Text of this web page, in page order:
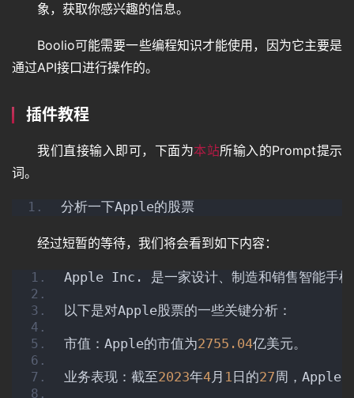
象，获取你感兴趣的信息。
Boolio可能需要一些编程知识才能使用，因为它主要是
通过API接口进行操作的。
插件教程
我们直接输入即可，下面为本站所输入的Prompt提示
词。
分析一下Apple的股票
经过短暂的等待，我们将会看到如下内容：
Apple Inc. 是一家设计、制造和销售智能手
以下是对Apple股票的一些关键分析：
市值：Apple的市值为2755.04亿美元。
业务表现：截至2023年4月 1 日的27周，Apple